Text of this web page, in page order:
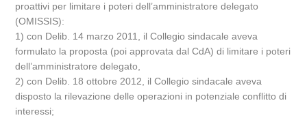
proattivi per limitare i poteri dell’amministratore delegato
(OMISSIS):
1) con Delib. 14 marzo 2011, il Collegio sindacale aveva
formulato la proposta (poi approvata dal CdA) di limitare i poteri
dell’amministratore delegato,
2) con Delib. 18 ottobre 2012, il Collegio sindacale aveva
disposto la rilevazione delle operazioni in potenziale conflitto di
interessi;